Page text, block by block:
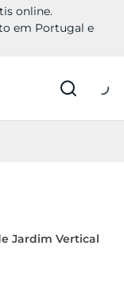
online.
em Portugal e
Jardim Vertical